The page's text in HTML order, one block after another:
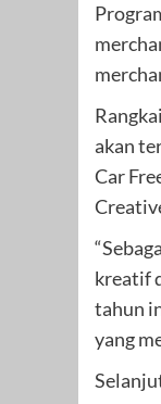
akan
Car
kreatif
tahun
yang